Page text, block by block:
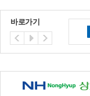
바로가기
NH 상호금융예금자보호기금